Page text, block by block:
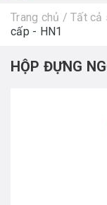
Trang chủ / Tất cả
cấp - HN1
HỘP ĐỰNG